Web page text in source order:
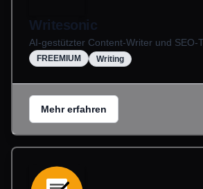
Writesonic
AI-gestützter Content-Writer und SEO-
FREEMIUM Writing
Mehr erfahren